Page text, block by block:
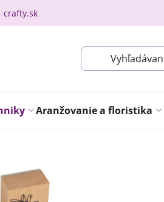
crafty.sk
Aranžovanie a floristika